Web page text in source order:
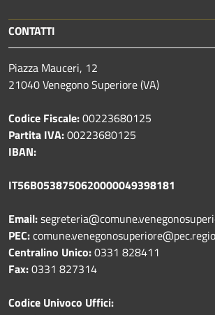
CONTATTI
Piazza Mauceri, 12
21040 Venegono Superiore (VA)
Codice Fiscale:00223680125
Partita IVA:00223680125
IBAN:
IT56B0538750620000049398181
Email:
PEC:
Centralino Unico:0331 828411
Fax:0331 827314
Codice Univoco Uffici: